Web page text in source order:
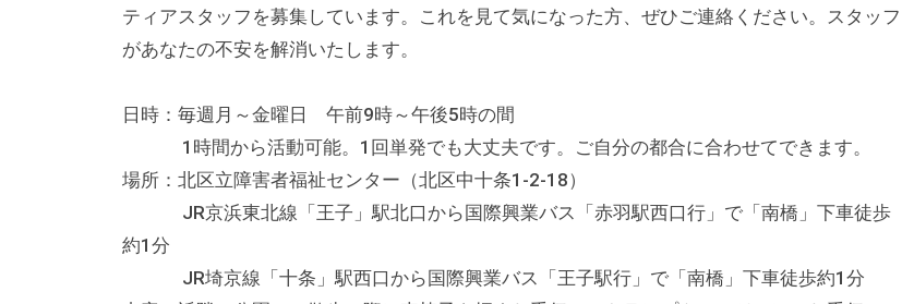
N
P
・
ラ
テ
ア
ティアスタッフを募集しています。これを見て気になった方、ぜひご連絡ください。スタッフ
があなたの不安を解消いたします。
日時：毎週月～金曜日 午前9時～午後5時の間
1時間から活動可能。1回単発でも大丈夫です。ご自分の都合に合わせてできます。
場所：北区立障害者福祉センター（北区中十条1-2-18）
JR京浜東北線「王子」駅北口から国際興業バス「赤羽駅西口行」で「南橋」下車徒歩
約1分
JR埼京線「十条」駅西口から国際興業バス「王子駅行」で「南橋」下車徒歩約1分